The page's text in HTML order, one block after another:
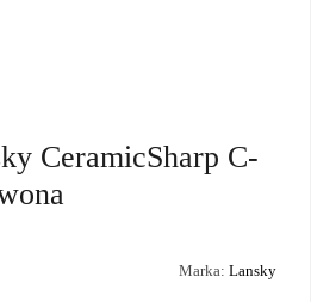
CeramicSharp C-
Marka: Lansky